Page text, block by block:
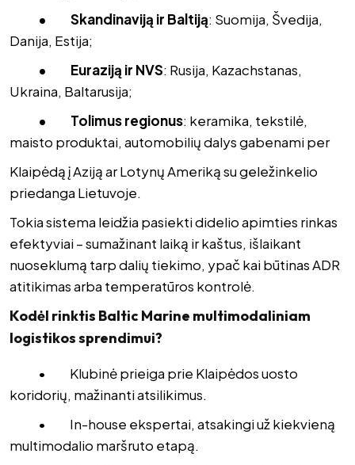
• Skandinaviją ir Baltiją: Suomija, Švedija,
Danija, Estija;
• Euraziją ir NVS: Rusija, Kazachstanas,
Ukraina, Baltarusija;
• Tolimus regionus: keramika, tekstilė,
maisto produktai, automobilių dalys gabenami per
Klaipėdą į Aziją ar Lotynų Ameriką su geležinkelio
priedanga Lietuvoje.
Tokia sistema leidžia pasiekti didelio apimties rinkas
efektyviai – sumažinant laiką ir kaštus, išlaikant
nuoseklumą tarp dalių tiekimo, ypač kai būtinas ADR
atitikimas arba temperatūros kontrolė.
Kodėl rinktis Baltic Marine multimodaliniam
logistikos sprendimui?
• Klubinė prieiga prie Klaipėdos uosto
koridorių, mažinanti atsilikimus.
• In-house ekspertai, atsakingi už kiekvieną
multimodalio maršruto etapą.